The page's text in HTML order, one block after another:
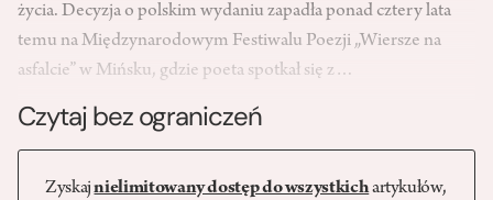
życia. Decyzja o polskim wydaniu zapadła ponad cztery lata
temu na Międzynarodowym Festiwalu Poezji „Wiersze na
asfalcie” w Mińsku, gdzie poeta spotkał się z…
Czytaj bez ograniczeń
Zyskajnielimitowany dostęp do wszystkichartykułów,